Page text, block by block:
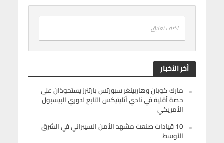
اضف تعليق
أخر الأخبار
مارك كوبان وهاربينغر سبورتس بارتنرز يستحوذان على
حصة أقلية في نادي أثليتيكس التابع لدوري البيسبول
الأمريكي
10 قيادات صنعت مشهد الأمن السيبراني في الشرق
الأوسط